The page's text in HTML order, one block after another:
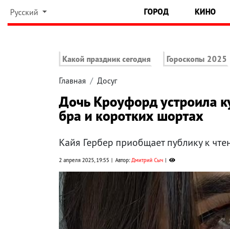
Русский ГОРОД КИНО
Какой праздник сегодня Гороскопы 2025
Главная Досуг
Дочь Кроуфорд устроила
бра и коротких шортах
Кайя Гербер приобщает публику к
2 апреля 2025, 19:55 Автор:Дмитрий Сыч